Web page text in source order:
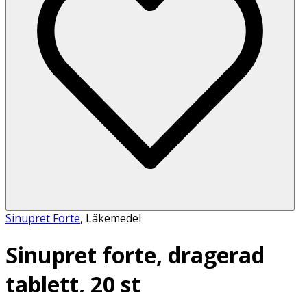
Sinupret Forte, Läkemedel
Sinupret forte, dragerad
tablett, 20 st